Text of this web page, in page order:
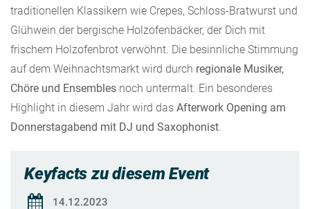
traditionellen Klassikern wie Crepes, Schloss-Bratwurst und
Glühwein der bergische Holzofenbäcker, der Dich mit
frischem Holzofenbrot verwöhnt. Die besinnliche Stimmung
auf dem Weihnachtsmarkt wird durch regionale Musiker,
Chöre und Ensembles noch untermalt. Ein besonderes
Highlight in diesem Jahr wird das Afterwork Opening am
Donnerstagabend mit DJ und Saxophonist
Keyfacts zu diesem Event
14.12.2023